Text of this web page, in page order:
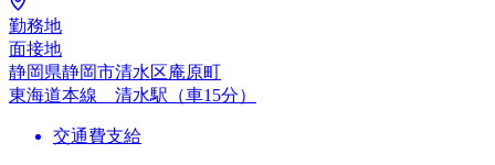
勤務地
面接地
静岡県静岡市清水区庵原町
東海道本線 清水駅（車15分）
交通費支給